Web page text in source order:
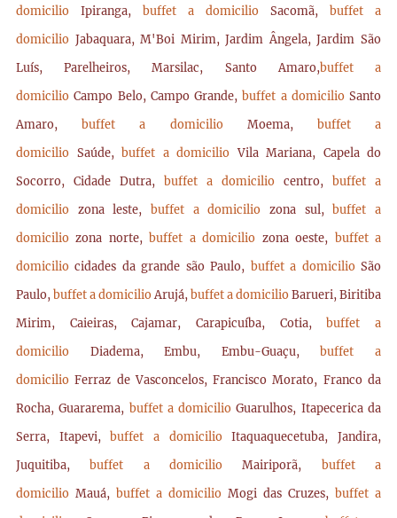
domicilio Ipiranga, buffet a domicilio Sacomã, buffet a
domicilio Jabaquara, M'Boi Mirim, Jardim Ângela, Jardim São
Luís, Parelheiros, Marsilac, Santo Amaro,buffet a
domicilioCampo Belo, Campo Grande,buffet a domicilio Santo
Amaro,buffet a domicilio Moema, buffet a
domicilio Saúde, buffet a domicilioVila Mariana, Capela do
Socorro, Cidade Dutra, buffet a domicilio centro, buffet a
domicilio zona leste,buffet a domiciliozona sul,buffet a
domiciliozona norte,buffet a domicilio zona oeste, buffet a
domiciliocidades da grande são Paulo, buffet a domicilioSão
Paulo, buffet a domicilioArujá, buffet a domicilioBarueri, Biritiba
Mirim, Caieiras, Cajamar, Carapicuíba, Cotia,buffet a
domicilio Diadema, Embu, Embu-Guaçu,buffet a
domicilioFerraz de Vasconcelos, Francisco Morato, Franco da
Rocha, Guararema, buffet a domicilioGuarulhos, Itapecerica da
Serra, Itapevi,buffet a domicilioItaquaquecetuba, Jandira,
Juquitiba,buffet a domicilioMairiporã, buffet a
domicilio Mauá, buffet a domicilio Mogi das Cruzes, buffet a